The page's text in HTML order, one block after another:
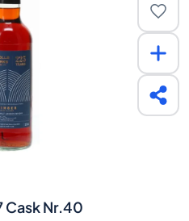
Cask Nr.40